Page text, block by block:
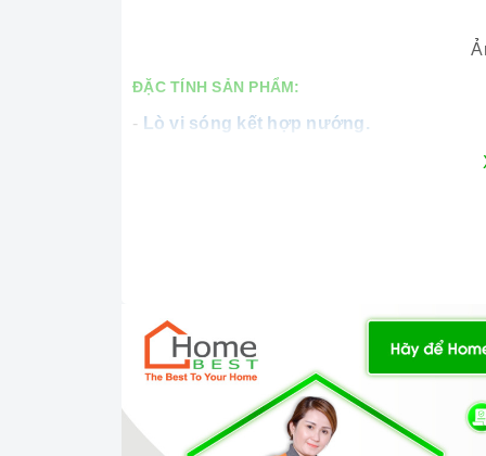
ĐẶC TÍNH SẢN PHẨM:
- Lò vi sóng kết hợp nướng.
- Công suất thanh nhiệt nướng 1200W.
- 03 chức năng nấu.
- Công suất vỉ nướng 1400W.
- Chức năng hẹn giờ từ 0 – 90 phút.
- Rã đông tự động theo thời gian và khối